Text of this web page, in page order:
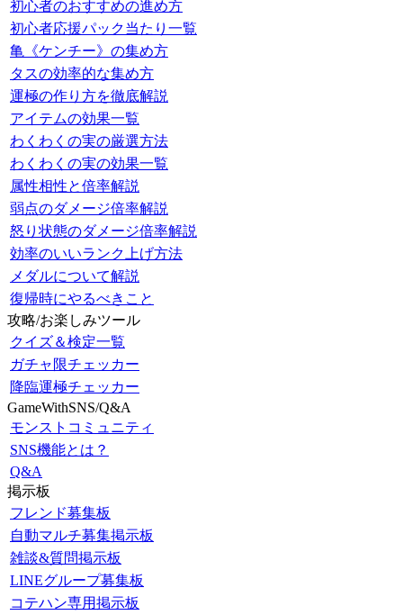
初心者のおすすめの進め方
初心者応援パック当たり一覧
亀《ケンチー》の集め方
タスの効率的な集め方
運極の作り方を徹底解説
アイテムの効果一覧
わくわくの実の厳選方法
わくわくの実の効果一覧
属性相性と倍率解説
弱点のダメージ倍率解説
怒り状態のダメージ倍率解説
効率のいいランク上げ方法
メダルについて解説
復帰時にやるべきこと
攻略/お楽しみツール
クイズ＆検定一覧
ガチャ限チェッカー
降臨運極チェッカー
GameWithSNS/Q&A
モンストコミュニティ
SNS機能とは？
Q&A
掲示板
フレンド募集板
自動マルチ募集掲示板
雑談&質問掲示板
LINEグループ募集板
コテハン専用掲示板